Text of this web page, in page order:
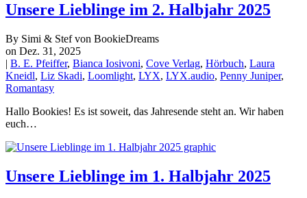
Unsere Lieblinge im 2. Halbjahr 2025
By Simi & Stef von BookieDreams
on Dez. 31, 2025
| B. E. Pfeiffer, Bianca Iosivoni, Cove Verlag, Hörbuch, Laura
Kneidl, Liz Skadi, Loomlight, LYX, LYX.audio, Penny Juniper,
Romantasy
Hallo Bookies! Es ist soweit, das Jahresende steht an. Wir haben
euch…
Unsere Lieblinge im 1. Halbjahr 2025